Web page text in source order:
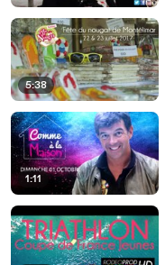
5:38
1:11